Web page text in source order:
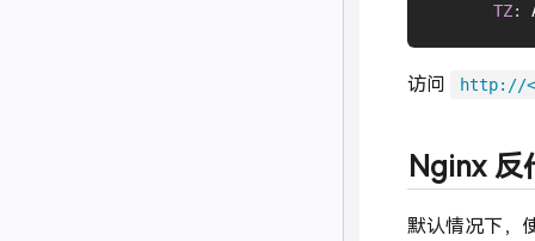
TZ:
访问 http://
Nginx 反
默认情况下，